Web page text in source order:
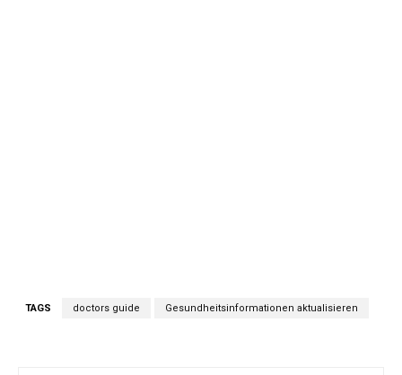
TAGS doctors guide Gesundheitsinformationen aktualisieren